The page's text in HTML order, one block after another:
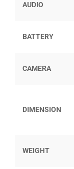
AUDIO
BATTERY
CAMERA
DIMENSION
WEIGHT